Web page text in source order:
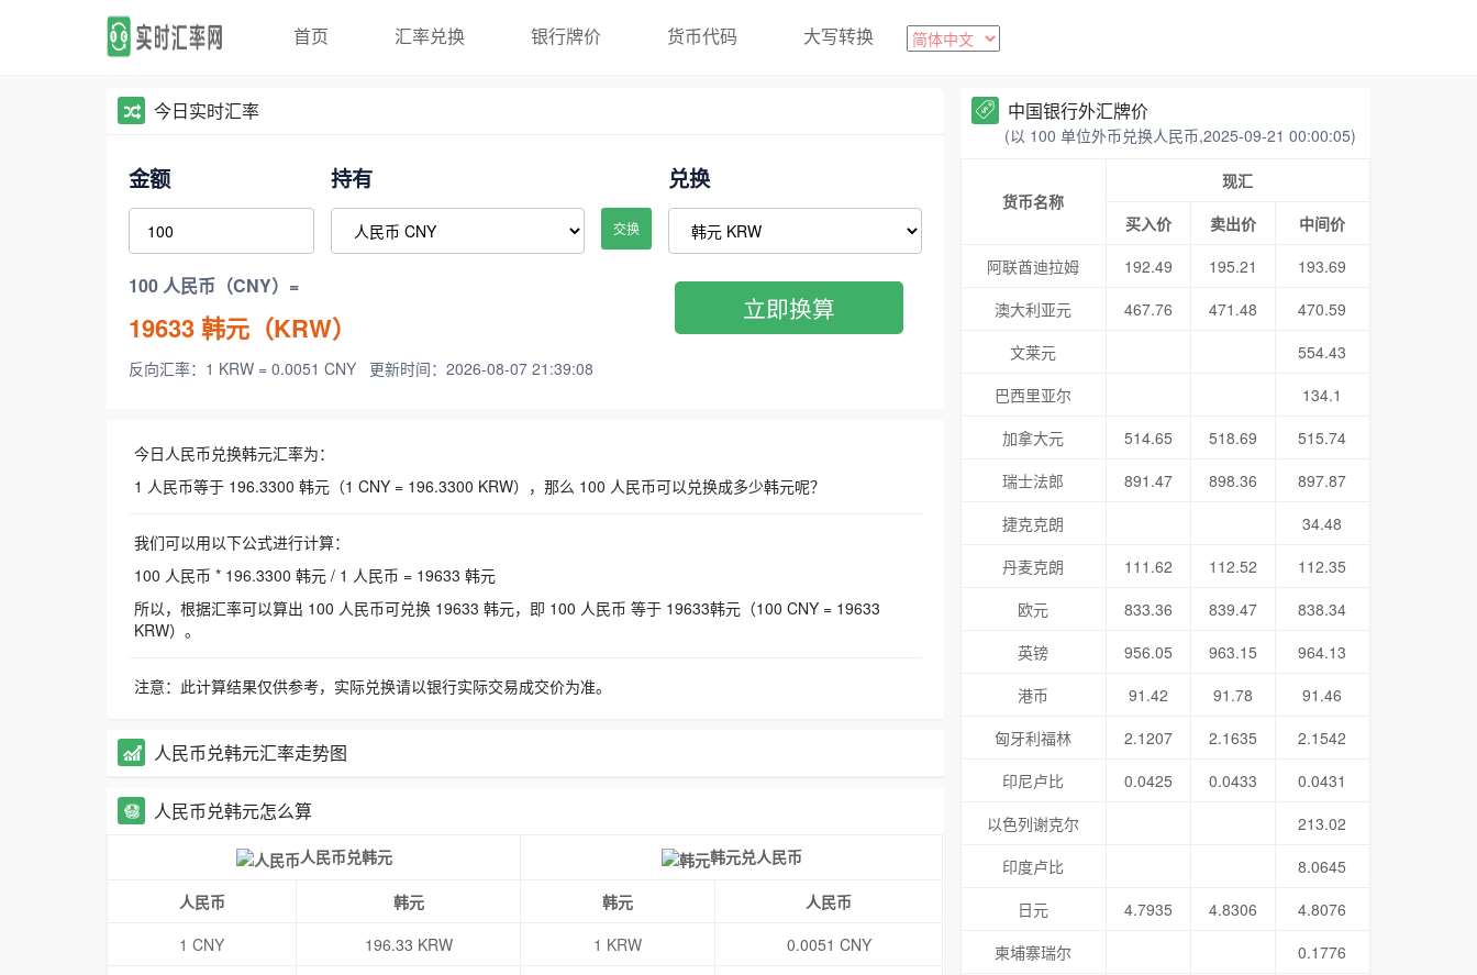
首页 汇率兑换 银行牌价 货币代码 大写转换
今日实时汇率
金额 持有
交换
兑换
100 人民币（CNY）=
19633韩元（KRW）
反向汇率：1 KRW = 0.0051 CNY 更新时间：2026-08-07 21:39:08
立即换算
今日人民币兑换韩元汇率为：
1 人民币等于 196.3300 韩元（1 CNY = 196.3300 KRW），那么 100 人民币可以兑换成多少韩元呢？
我们可以用以下公式进行计算：
100 人民币 * 196.3300 韩元 / 1 人民币 = 19633 韩元
所以，根据汇率可以算出 100 人民币可兑换 19633 韩元，即 100 人民币 等于 19633韩元（100 CNY = 19633
KRW）。
注意：此计算结果仅供参考，实际兑换请以银行实际交易成交价为准。
人民币兑韩元汇率走势图
人民币兑韩元怎么算
人民币兑韩元 韩元兑人民币
人民币 韩元 韩元
人民币
1 CNY
196.33 KRW 1 KRW
0.0051 CNY
中国银行外汇牌价
(以 100 单位外币兑换人民币,2025-09-21 00:00:05)
货币名称
现汇
买入价
卖出价
中间价
阿联酋迪拉姆
192.49 195.21
193.69
澳大利亚元
467.76 471.48
470.59
文莱元
554.43
巴西里亚尔
134.1
加拿大元
514.65 518.69
515.74
瑞士法郎
891.47 898.36
897.87
捷克克朗
34.48
丹麦克朗
111.62 112.52
112.35
欧元
833.36 839.47
838.34
英镑
956.05 963.15
964.13
港币
91.42 91.78
91.46
匈牙利福林
2.1207 2.1635
2.1542
印尼卢比
0.0425 0.0433
0.0431
以色列谢克尔
213.02
印度卢比
8.0645
日元
4.7935 4.8306
4.8076
柬埔寨瑞尔
0.1776